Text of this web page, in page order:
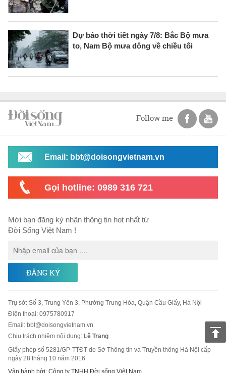
Dự báo thời tiết ngày 7/8: Bắc Bộ mưa
to, Nam Bộ mưa dông về chiều tối
Follow me
Email: bbt@doisongvietnam.vn
Gọi hotline: 0989 316 721
Mời bạn đăng ký nhận thông tin hot nhất từ
Đời Sống Việt Nam !
ĐĂNG KÝ
Trụ sở: Số 3, Trung Yên 3, Phường Trung Hòa, Quận Cầu Giấy, Hà Nội
Điện thoại: 0975780917
Email : bbt@doisongvietnam.vn
Chịu trách nhiệm nội dung: Lê Trang
Giấy phép số 5281/GP-TTĐT do Sở Thông tin và Truyền thông Hà Nội cấp
ngày 28 tháng 10 năm 2016.
Vận hành bởi: Công ty TNHH Đời sống Việt Nam